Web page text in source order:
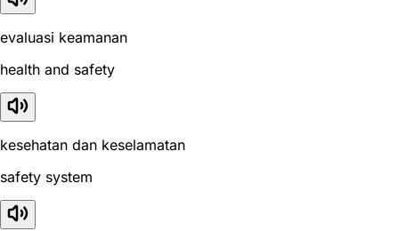
evaluasi keamanan
health and safety
kesehatan dan keselamatan
safety system